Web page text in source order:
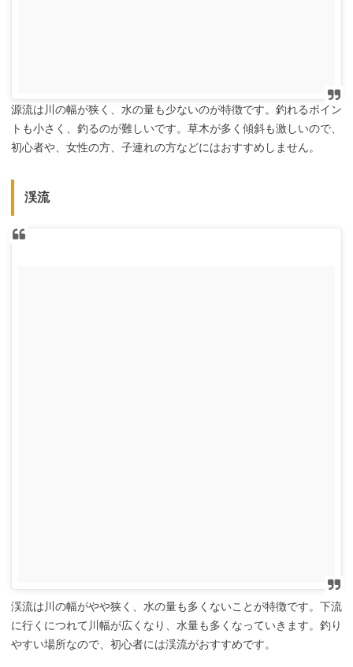
源流は川の幅が狭く、水の量も少ないのが特徴です。釣れるポイン
トも小さく、釣るのが難しいです。草木が多く傾斜も激しいので、
初心者や、女性の方、子連れの方などにはおすすめしません。
渓流
渓流は川の幅がやや狭く、水の量も多くないことが特徴です。下流
に行くにつれて川幅が広くなり、水量も多くなっていきます。釣り
やすい場所なので、初心者には渓流がおすすめです。